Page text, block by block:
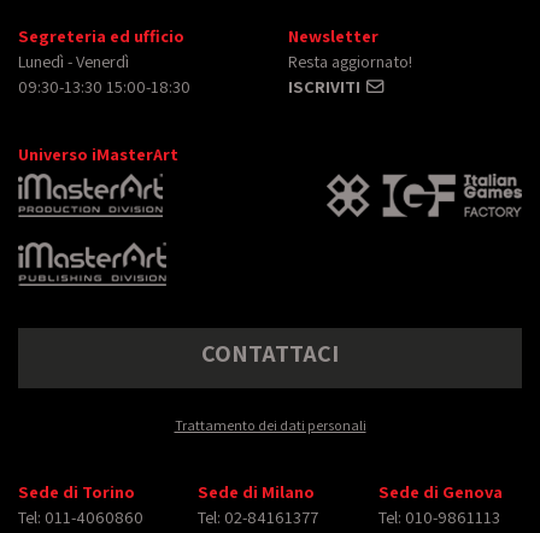
Segreteria ed ufficio
Lunedì - Venerdì
09:30-13:30 15:00-18:30
Newsletter
Resta aggiornato!
ISCRIVITI
Universo iMasterArt
CONTATTACI
Trattamento dei dati personali
Sede di Torino
Tel: 011-4060860
Sede di Milano
Tel: 02-84161377
Sede di Genova
Tel: 010-9861113